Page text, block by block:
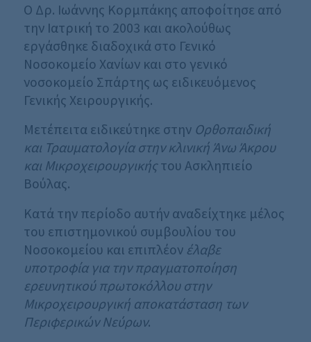
Ο Δρ. Ιωάννης Κορμπάκης αποφοίτησε από
την Ιατρική το 2003 και ακολούθως
εργάσθηκε διαδοχικά στο Γενικό
Νοσοκομείο Χανίων και στο γενικό
νοσοκομείο Σπάρτης ως ειδικευόμενος
Γενικής Χειρουργικής.
Μετέπειτα ειδικεύτηκε στην Ορθοπαιδική
και Τραυματολογία στην κλινική Άνω Άκρου
και Μικροχειρουργικήςτου Ασκληπιείο
Βούλας.
Κατά την περίοδο αυτήν αναδείχτηκε μέλος
του επιστημονικού συμβουλίου του
Νοσοκομείου και επιπλέον έλαβε
υποτροφία για την πραγματοποίηση
ερευνητικού πρωτοκόλλου στην
Μικροχειρουργική αποκατάσταση των
Περιφερικών Νεύρων.